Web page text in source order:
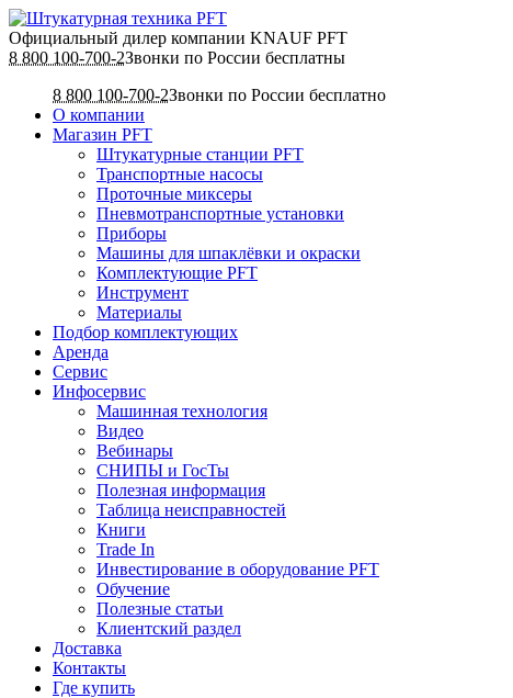
Официальный дилер компании KNAUF PFT
8 800 100-700-2Звонки по России бесплатны
8 800 100-700-2Звонки по России бесплатно
О компании
Магазин PFT
Штукатурные станции PFT
Транспортные насосы
Проточные миксеры
Пневмотранспортные установки
Приборы
Машины для шпаклёвки и окраски
Комплектующие PFT
Инструмент
Материалы
Подбор комплектующих
Аренда
Сервис
Инфосервис
Машинная технология
Видео
Вебинары
СНИПЫ и ГосТы
Полезная информация
Таблица неисправностей
Книги
Trade In
Инвестирование в оборудование PFT
Обучение
Полезные статьи
Клиентский раздел
Доставка
Контакты
Где купить